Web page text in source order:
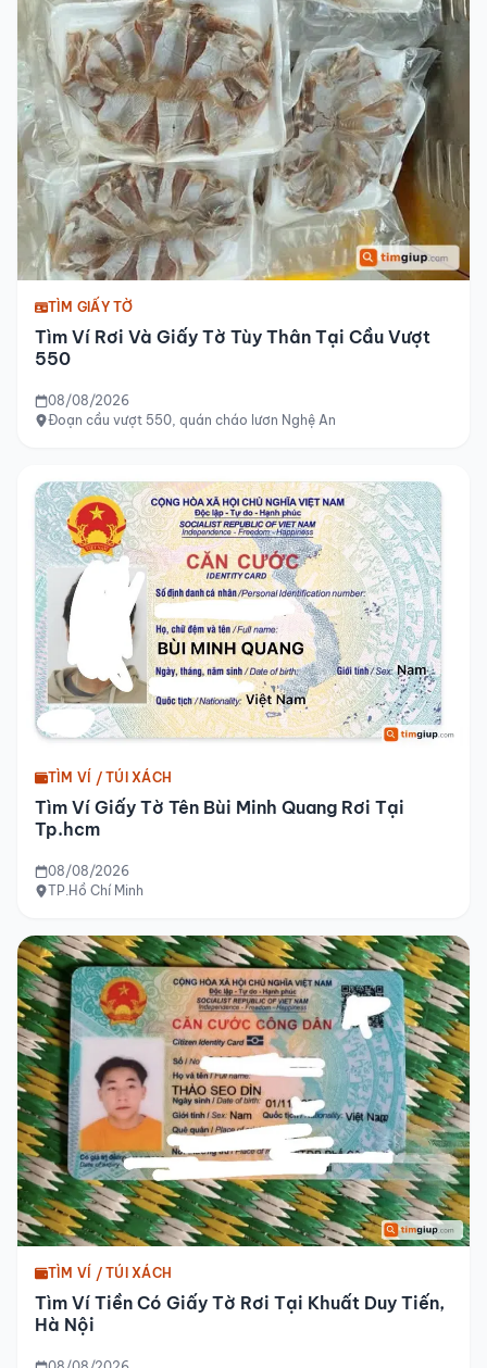
TÌM GIẤY TỜ
Tìm Ví Rơi Và Giấy Tờ Tùy Thân Tại Cầu Vượt
550
08/08/2026
Đoạn cầu vượt 550, quán cháo lươn Nghệ An
TÌM VÍ / TÚI XÁCH
Tìm Ví Giấy Tờ Tên Bùi Minh Quang Rơi Tại
Tp.hcm
08/08/2026
TP.Hồ Chí Minh
TÌM VÍ / TÚI XÁCH
Tìm Ví Tiền Có Giấy Tờ Rơi Tại Khuất Duy Tiến,
Hà Nội